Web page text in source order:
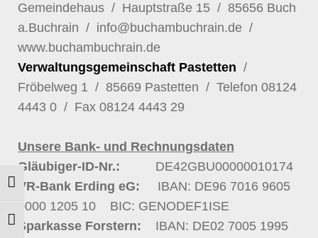
Umschalten auf hohe Kontraste
Schrift vergrößern
Gemeindehaus / Hauptstraße 15 / 85656 Buch
a.Buchrain / info@buchambuchrain.de /
www.buchambuchrain.de
Verwaltungsgemeinschaft Pastetten /
Fröbelweg 1 / 85669 Pastetten / Telefon 08124
4443 0 / Fax 08124 4443 29
Unsere Bank- und Rechnungsdaten
Gläubiger-ID-Nr.:
DE42GBU00000010174
VR-Bank Erding eG:
IBAN: DE96 7016 9605
0000 1205 10
BIC: GENODEF1ISE
Sparkasse Forstern:
IBAN: DE02 7005 1995